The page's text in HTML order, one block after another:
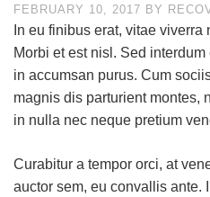
FEBRUARY 10, 2017 BY
In eu finibus erat, vitae
Morbi et est nisl. Sed
in accumsan purus. Cum
magnis dis parturient montes,
in nulla nec neque pretium
Curabitur a tempor orci, at
auctor sem, eu convallis ante.